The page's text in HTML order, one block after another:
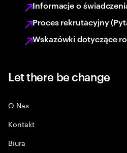
Informacje o
Proces rekrutacyjny
Wskazówki dotyczące
Let there be change
O Nas
Kontakt
Biura